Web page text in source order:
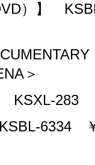
）】
＞
KSXL-283
KSBL-6334